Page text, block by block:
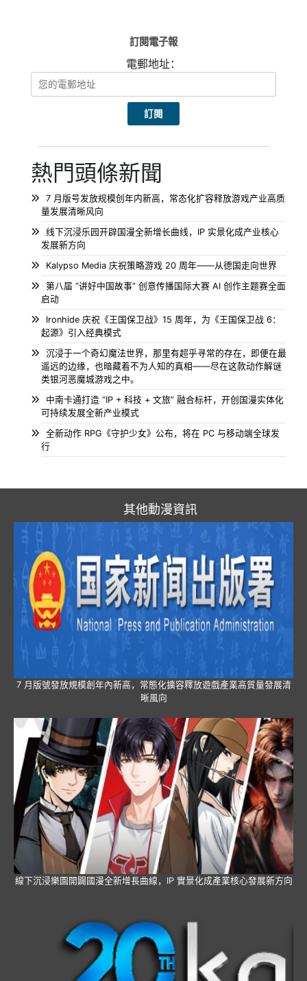
訂閱電子報
電郵地址：
熱門頭條新聞
7 月版号发放规模创年内新高，常态化扩容释放游戏产业高质
量发展清晰风向
线下沉浸乐园开辟国漫全新增长曲线，IP 实景化成产业核心
发展新方向
Kalypso Media 庆祝策略游戏 20 周年——从德国走向世界
第八届 “讲好中国故事” 创意传播国际大赛 AI 创作主题赛全面
启动
Ironhide 庆祝《王国保卫战》15 周年，为《王国保卫战 6：
起源》引入经典模式
沉浸于一个奇幻魔法世界，那里有超乎寻常的存在，即便在最
遥远的边缘，也暗藏着不为人知的真相——尽在这款动作解谜
类银河恶魔城游戏之中。
中南卡通打造 “IP + 科技 + 文旅” 融合标杆，开创国漫实体化
可持续发展全新产业模式
全新动作 RPG《守护少女》公布，将在 PC 与移动端全球发
行
其他動漫資訊
7 月版號發放規模創年內新高，常態化擴容釋放遊戲產業高質量發展清
晰風向
線下沉浸樂園開闢國漫全新增長曲線，IP 實景化成產業核心發展新方向